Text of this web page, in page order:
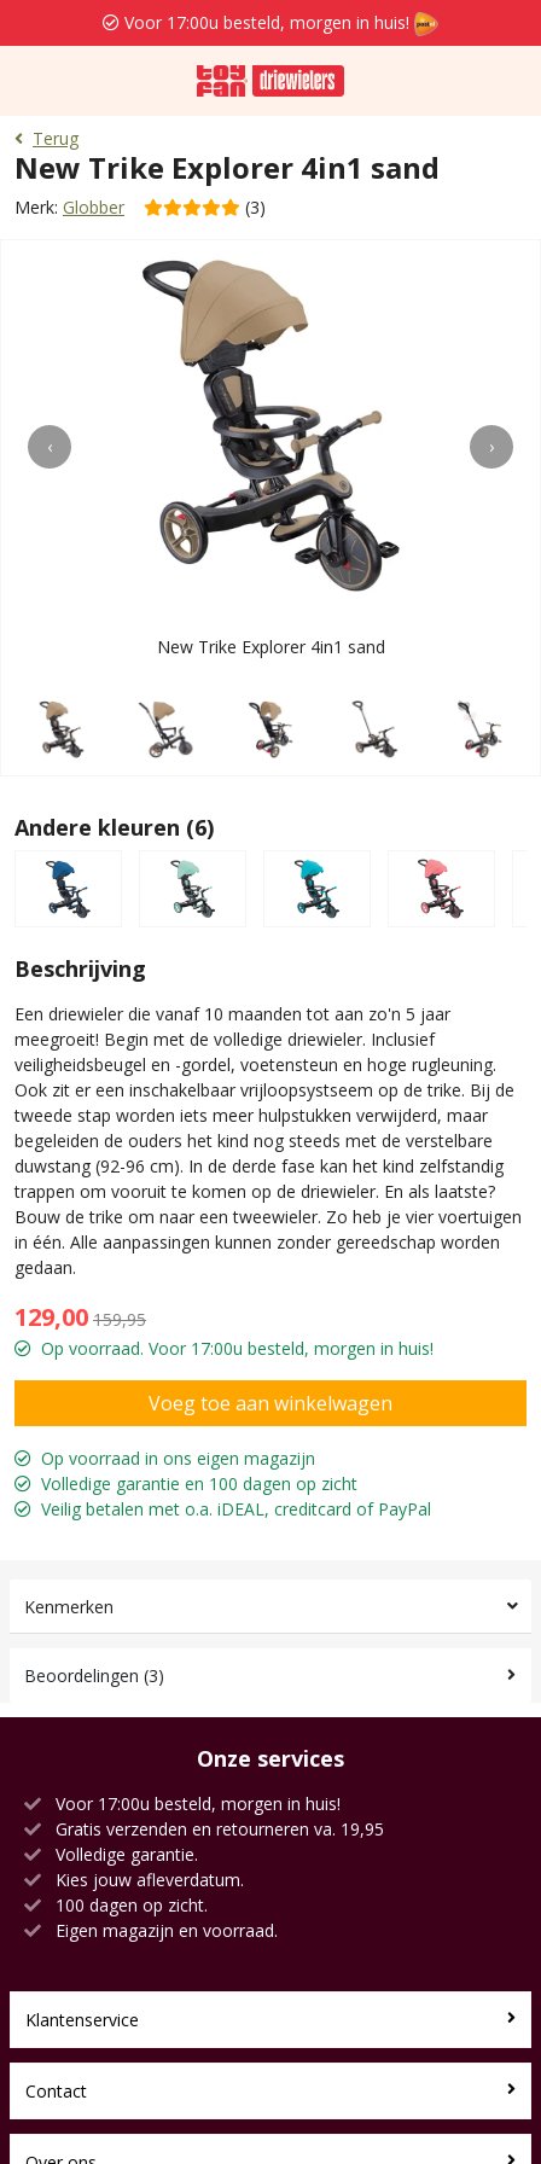
Voor 17:00u besteld, morgen in huis!
Terug
New Trike Explorer 4in1 sand
Merk: Globber (3)
‹ ›
New Trike Explorer 4in1 sand
Andere kleuren (6)
Beschrijving
Een driewieler die vanaf 10 maanden tot aan zo'n 5 jaar
meegroeit! Begin met de volledige driewieler. Inclusief
veiligheidsbeugel en -gordel, voetensteun en hoge rugleuning.
Ook zit er een inschakelbaar vrijloopsystseem op de trike. Bij de
tweede stap worden iets meer hulpstukken verwijderd, maar
begeleiden de ouders het kind nog steeds met de verstelbare
duwstang (92-96 cm). In de derde fase kan het kind zelfstandig
trappen om vooruit te komen op de driewieler. En als laatste?
Bouw de trike om naar een tweewieler. Zo heb je vier voertuigen
in één. Alle aanpassingen kunnen zonder gereedschap worden
gedaan.
129,00 159,95
Op voorraad. Voor 17:00u besteld, morgen in huis!
Op voorraad in ons eigen magazijn
Volledige garantie en 100 dagen op zicht
Veilig betalen met o.a. iDEAL, creditcard of PayPal
Kenmerken
Beoordelingen (3)
Onze services
Voor 17:00u besteld, morgen in huis!
Gratis verzenden en retourneren va. 19,95
Volledige garantie.
Kies jouw afleverdatum.
100 dagen op zicht.
Eigen magazijn en voorraad.
Klantenservice
Contact